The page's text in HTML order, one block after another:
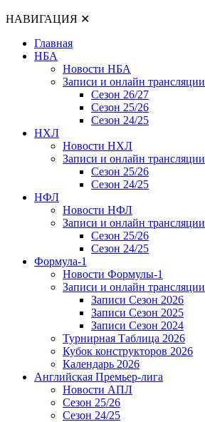
НАВИГАЦИЯ ✕
Главная
НБА
Новости НБА
Записи и онлайн трансляции
Сезон 26/27
Сезон 25/26
Сезон 24/25
НХЛ
Новости НХЛ
Записи и онлайн трансляции
Сезон 25/26
Сезон 24/25
НФЛ
Новости НФЛ
Записи и онлайн трансляции
Сезон 25/26
Сезон 24/25
Формула-1
Новости Формулы-1
Записи и онлайн трансляции
Записи Сезон 2026
Записи Сезон 2025
Записи Сезон 2024
Турнирная Таблица 2026
Кубок конструкторов 2026
Календарь 2026
Английская Премьер-лига
Новости АПЛ
Сезон 25/26
Сезон 24/25